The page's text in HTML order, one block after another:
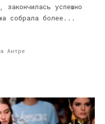
успешно
собрала более...
Антре